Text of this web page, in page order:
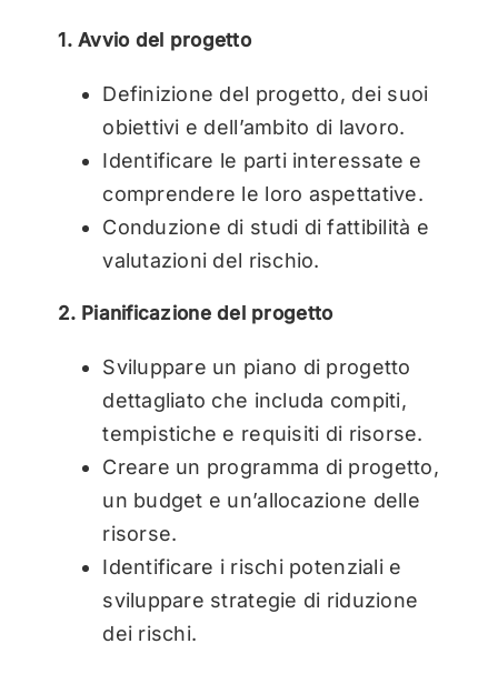
1. Avvio del progetto
Definizione del progetto, dei suoi
obiettivi e dell’ambito di lavoro.
Identificare le parti interessate e
comprendere le loro aspettative.
Conduzione di studi di fattibilità e
valutazioni del rischio.
2. Pianificazione del progetto
Sviluppare un piano di progetto
dettagliato che includa compiti,
tempistiche e requisiti di risorse.
Creare un programma di progetto,
un budget e un’allocazione delle
risorse.
Identificare i rischi potenziali e
sviluppare strategie di riduzione
dei rischi.